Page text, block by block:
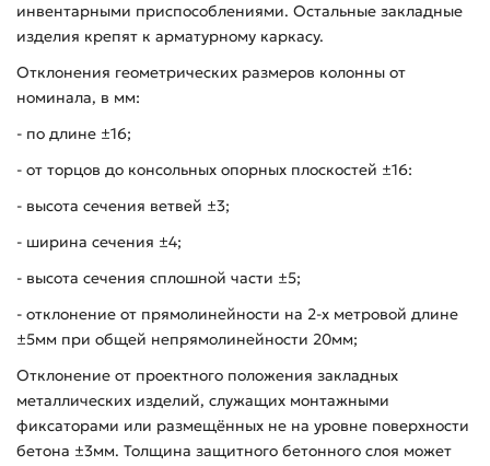
инвентарными приспособлениями. Остальные закладные
изделия крепят к арматурному каркасу.
Отклонения геометрических размеров колонны от
номинала, в мм:
- по длине ±16;
- от торцов до консольных опорных плоскостей ±16:
- высота сечения ветвей ±3;
- ширина сечения ±4;
- высота сечения сплошной части ±5;
- отклонение от прямолинейности на 2-х метровой длине
±5мм при общей непрямолинейности 20мм;
Отклонение от проектного положения закладных
металлических изделий, служащих монтажными
фиксаторами или размещённых не на уровне поверхности
бетона ±3мм. Толщина защитного бетонного слоя может